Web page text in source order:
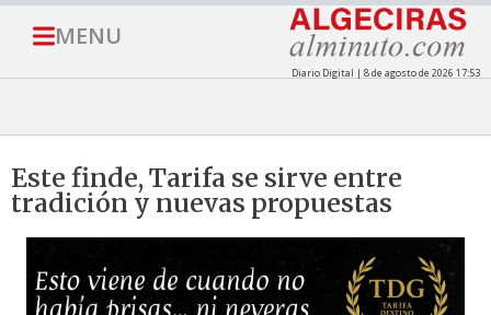
MENU
Diario Digital | 8 de agosto de 2026 17:53
Este finde, Tarifa se sirve entre
tradición y nuevas propuestas